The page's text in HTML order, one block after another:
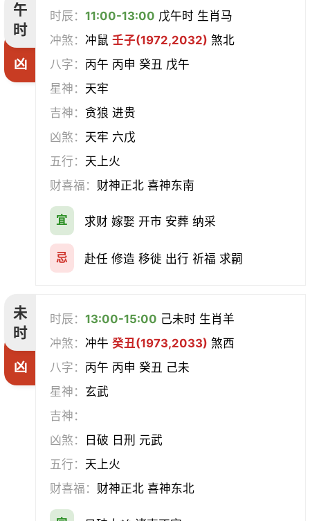
午
时
凶
时辰：11:00-13:00 戊午时 生肖马
冲煞：冲鼠壬子(1972,2032) 煞北
八字： 丙午 丙申 癸丑 戊午
星神： 天牢
吉神：贪狼 进贵
凶煞： 天牢 六戊
五行： 天上火
财喜福： 财神正北 喜神东南
宜 求财 嫁娶 开市 安葬 纳采
忌 赴任 修造 移徙 出行 祈福 求嗣
未
时
凶
时辰：13:00-15:00 己未时 生肖羊
冲煞：冲牛癸丑(1973,2033) 煞西
八字： 丙午 丙申 癸丑 己未
星神： 玄武
吉神：
凶煞：
日破 日刑 元武
五行： 天上火
财喜福： 财神正北 喜神东北